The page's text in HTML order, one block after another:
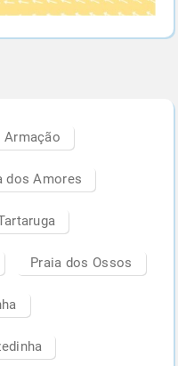
Armação
dos Amores
Praia dos Ossos